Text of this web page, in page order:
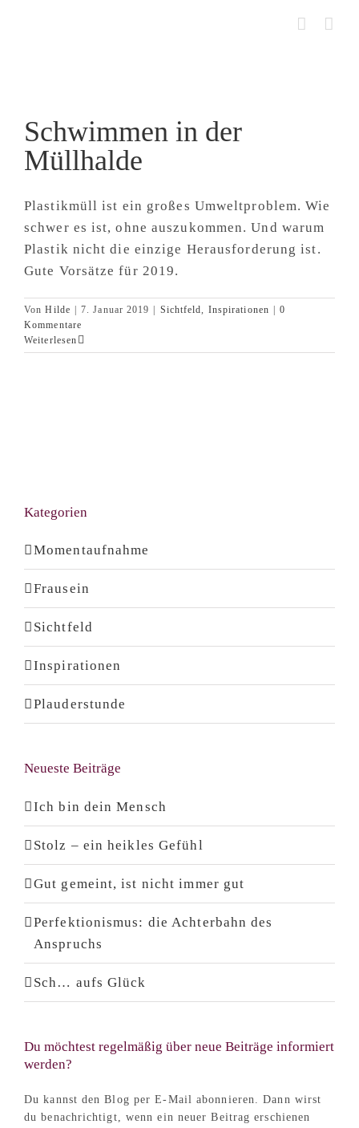
Schwimmen in der
Müllhalde
Plastikmüll ist ein großes Umweltproblem. Wie
schwer es ist, ohne auszukommen. Und warum
Plastik nicht die einzige Herausforderung ist.
Gute Vorsätze für 2019.
VonHilde 7. Januar 2019 Sichtfeld, Inspirationen
0
Kommentare
Weiterlesen
Kategorien
Momentaufnahme
Frausein
Sichtfeld
Inspirationen
Plauderstunde
Neueste Beiträge
Ich bin dein Mensch
Stolz – ein heikles Gefühl
Gut gemeint, ist nicht immer gut
Perfektionismus: die Achterbahn des
Anspruchs
Sch… aufs Glück
Du möchtest regelmäßig über neue Beiträge informiert
werden?
Du kannst den Blog per E-Mail abonnieren. Dann wirst
du benachrichtigt, wenn ein neuer Beitrag erschienen